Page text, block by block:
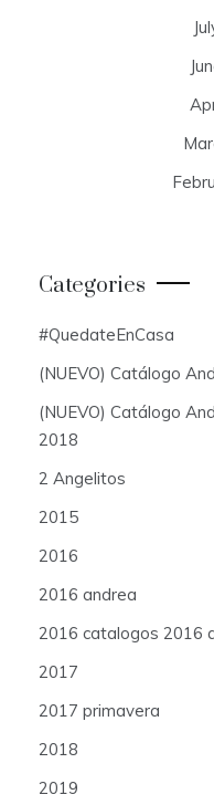
Categories
#QuedateEnCasa
(NUEVO) Catálogo
(NUEVO) Catálogo
2018
2 Angelitos
2015
2016
2016 andrea
2016 catalogos 2016
2017
2017 primavera
2018
2019